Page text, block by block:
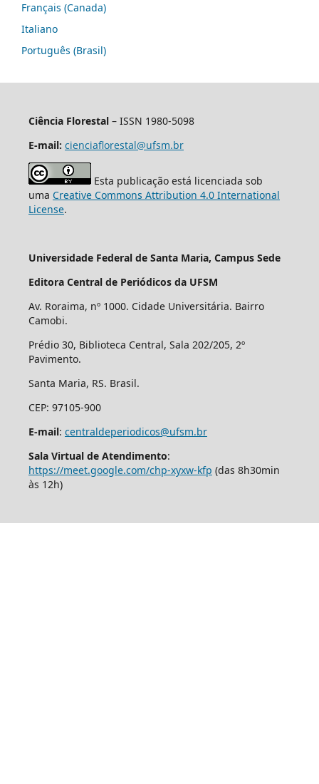
Français (Canada)
Italiano
Português (Brasil)
Ciência Florestal– ISSN 1980-5098
E-mail: cienciaflorestal@ufsm.br
Esta publicação está licenciada sob
uma Creative Commons Attribution 4.0 International
License.
Universidade Federal de Santa Maria, Campus Sede
Editora Central de Periódicos da UFSM
Av. Roraima, nº 1000. Cidade Universitária. Bairro
Camobi.
Prédio 30, Biblioteca Central, Sala 202/205, 2º
Pavimento.
Santa Maria, RS. Brasil.
CEP: 97105-900
E-mail: centraldeperiodicos@ufsm.br
Sala Virtual de Atendimento:
https://meet.google.com/chp-xyxw-kfp (das 8h30min
às 12h)